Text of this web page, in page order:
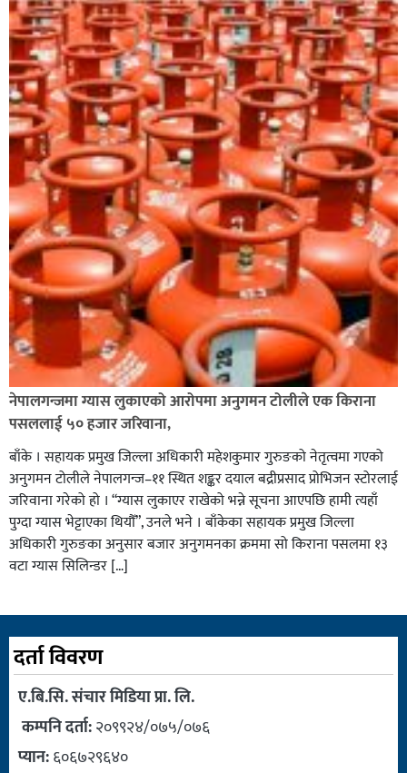
नेपालगन्जमा ग्यास लुकाएको आरोपमा अनुगमन टोलीले एक किराना
पसललाई ५० हजार जरिवाना,
बाँके । सहायक प्रमुख जिल्ला अधिकारी महेशकुमार गुरुङको नेतृत्वमा गएको
अनुगमन टोलीले नेपालगन्ज–११ स्थित शङ्कर दयाल बद्रीप्रसाद प्रोभिजन स्टोरलाई
जरिवाना गरेको हो । “ग्यास लुकाएर राखेको भन्ने सूचना आएपछि हामी त्यहाँ
पुग्दा ग्यास भेट्टाएका थियौँ”, उनले भने । बाँकेका सहायक प्रमुख जिल्ला
अधिकारी गुरुङका अनुसार बजार अनुगमनका क्रममा सो किराना पसलमा १३
वटा ग्यास सिलिन्डर […]
दर्ता विवरण
ए.बि.सि. संचार मिडिया प्रा. लि.
कम्पनि दर्ता:२०९९२४/०७५/०७६
प्यान:६०६७२९६४०